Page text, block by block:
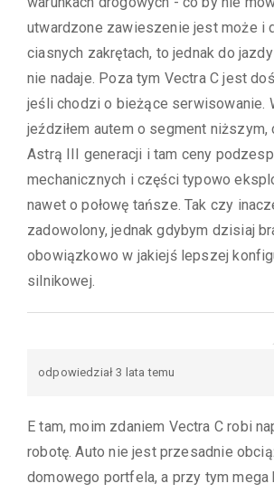
utwardzone zawieszenie jest może i
ciasnych zakrętach, to jednak do
nie nadaje. Poza tym Vectra C jest
jeśli chodzi o bieżące serwisowanie.
jeździłem autem o segment niższym,
Astrą III generacji i tam ceny
mechanicznych i części typowo
nawet o połowę tańsze. Tak czy
zadowolony, jednak gdybym dzisiaj
obowiązkowo w jakiejś lepszej
silnikowej.
odpowiedział 3 lata temu
E tam, moim zdaniem Vectra C robi
robotę. Auto nie jest przesadnie
domowego portfela, a przy tym